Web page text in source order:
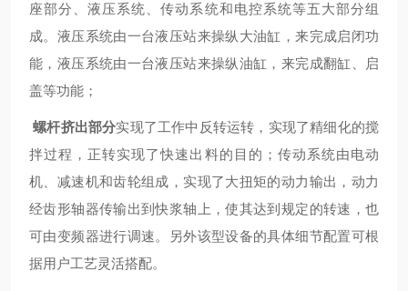
座部分、液压系统、传动系统和电控系统等五大部分组
成。液压系统由一台液压站来操纵大油缸，来完成启闭功
能，液压系统由一台液压站来操纵油缸，来完成翻缸、启
盖等功能；
螺杆挤出部分实现了工作中反转运转，实现了精细化的搅
拌过程，正转实现了快速出料的目的；传动系统由电动
机、减速机和齿轮组成，实现了大扭矩的动力输出，动力
经齿形轴器传输出到快浆轴上，使其达到规定的转速，也
可由变频器进行调速。另外该型设备的具体细节配置可根
据用户工艺灵活搭配。